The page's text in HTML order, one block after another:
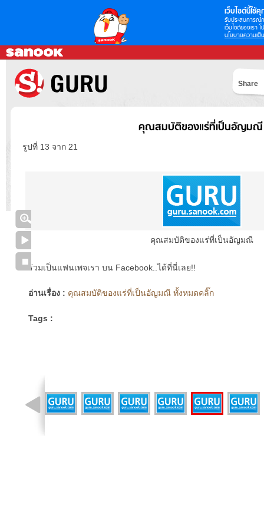
เว็บไซต์นี้ใช้คุ
รับประสบการณ์
เว็บไซต์ของเรา
นโยบายความเป็
Share
คุณสมบัติของแร่ที่เป็นอัญมณี
รูปที่ 13 จาก 21
คุณสมบัติของแร่ที่เป็นอัญมณี
ร่วมเป็นแฟนเพจเรา บน Facebook..ได้ที่นี่เลย!!
อ่านเรื่อง : คุณสมบัติของแร่ที่เป็นอัญมณี ทั้งหมดคลิ๊ก
Tags :